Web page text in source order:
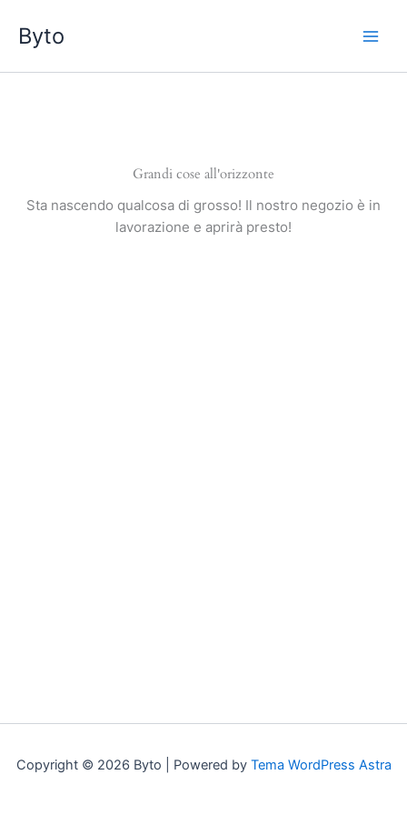
contenuto
Byto
Grandi cose all'orizzonte
Sta nascendo qualcosa di grosso! Il nostro negozio è in
lavorazione e aprirà presto!
Copyright © 2026 Byto | Powered by Tema WordPress Astra